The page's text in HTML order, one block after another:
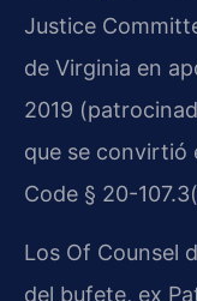
Justice
de Virginia en
2019
que se convirtió
Code § 20-
Los Of Counsel
del bufete, ex